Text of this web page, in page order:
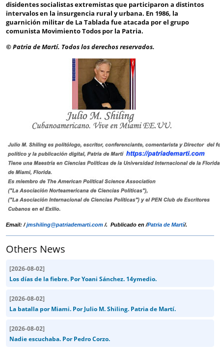
disidentes socialistas extremistas que participaron a distintos
intervalos en la insurgencia rural y urbana. En 1986, la
guarnición militar de La Tablada fue atacada por el grupo
comunista Movimiento Todos por la Patria.
© Patria de Martí. Todos los derechos reservados.
Email: /jmshiling@patriademarti.com /. Publicado en /Patria de Martí/.
Others News
[2026-08-02]
Los días de la fiebre. Por Yoani Sánchez. 14ymedio.
[2026-08-02]
La batalla por Miami. Por Julio M. Shiling. Patria de Martí.
[2026-08-02]
Nadie escuchaba. Por Pedro Corzo.